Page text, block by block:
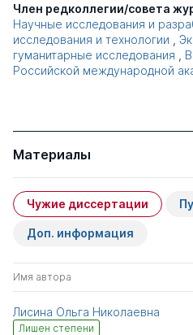
Член редколлегии/совета
Научные исследования и
исследования и технологии
гуманитарные исследования
Российской международной
Материалы
Чужие диссертации
Доп. информация
Имя автора
Лисина Ольга Николаевна
Лишен степени